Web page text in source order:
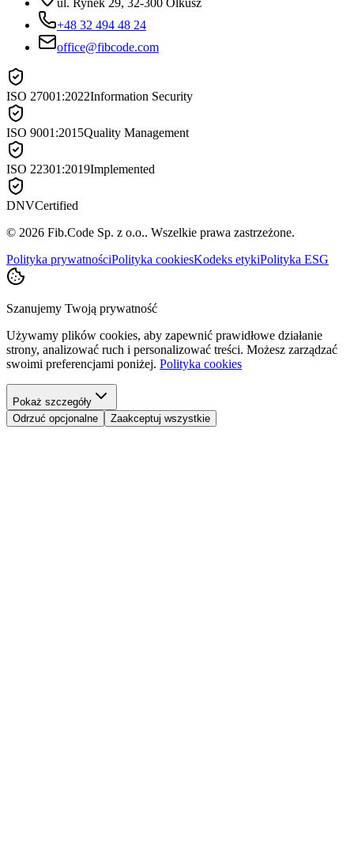
+48 32 494 48 24
office@fibcode.com
ISO 27001:2022Information Security
ISO 9001:2015Quality Management
ISO 22301:2019Implemented
DNVCertified
© 2026 Fib.Code Sp. z o.o.. Wszelkie prawa zastrzeżone.
Polityka prywatnościPolityka cookiesKodeks etykiPolityka ESG
Szanujemy Twoją prywatność
Używamy plików cookies, aby zapewnić prawidłowe działanie
strony, analizować ruch i personalizować treści. Możesz zarządzać
swoimi preferencjami poniżej. Polityka cookies
Pokaż szczegóły
Odrzuć opcjonalne
Zaakceptuj wszystkie